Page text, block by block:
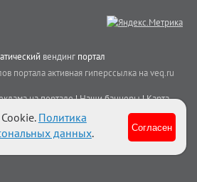
вендинг портал
портала активная гиперссылка на veq.ru
на портале|Наши баннеры|Карта
Политика
данных. Согласен